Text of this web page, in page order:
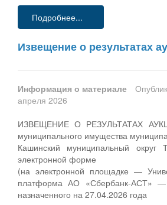
Подробнее...
Извещение о результатах
Информация о материале
апреля 2026
ИЗВЕЩЕНИЕ О РЕЗУЛЬТАТАХ
муниципального имущества
Кашинский муниципальный округ
электронной форме
(на электронной площадке —
платформа АО «Сбербанк-АСТ» —
назначенного на 27.04.2026 года